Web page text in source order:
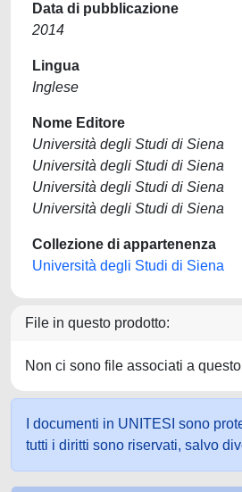
Data di pubblicazione
2014
Lingua
Inglese
Nome Editore
Università degli Studi di Siena
Università degli Studi di Siena
Università degli Studi di Siena
Università degli Studi di Siena
Collezione di appartenenza
Università degli Studi di Siena
File in questo prodotto:
Non ci sono file associati a
I documenti in UNITESI sono
tutti i diritti sono riservati, salvo